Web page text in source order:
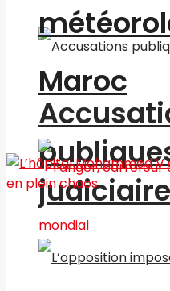
judiciaire
Maroc